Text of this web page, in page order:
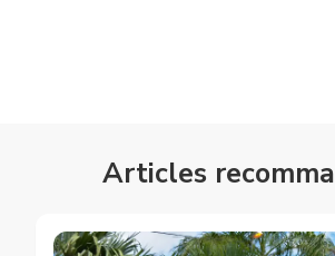
Articles